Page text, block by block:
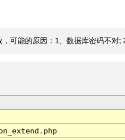
可能的原因：1、数据库密码不对;